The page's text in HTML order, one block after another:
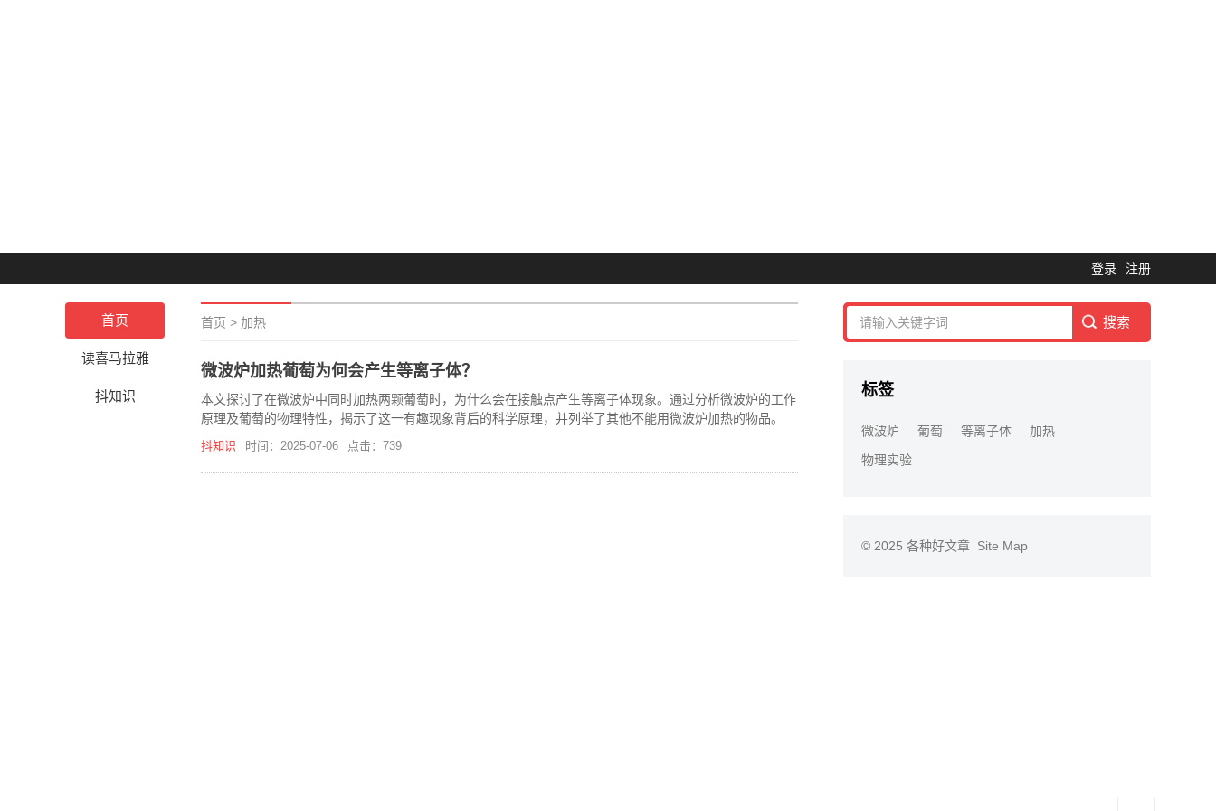
登录 注册
首页
读喜马拉雅
抖知识
首页 > 加热
微波炉加热葡萄为何会产生等离子体？
本文探讨了在微波炉中同时加热两颗葡萄时，为什么会在接触点产生等离子体现象。通过分析微波炉的工作
原理及葡萄的物理特性，揭示了这一有趣现象背后的科学原理，并列举了其他不能用微波炉加热的物品。
抖知识 时间：2025-07-06 点击：739
标签
微波炉 葡萄 等离子体
加热
物理实验
© 2025 各种好文章 Site Map